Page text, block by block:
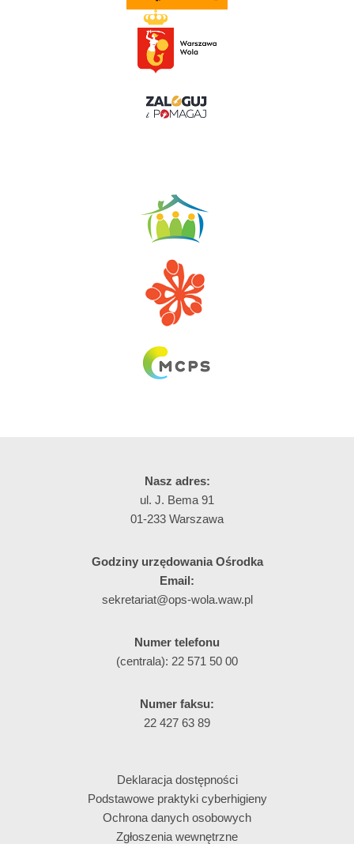
Nasz adres:
ul. J. Bema 91
01-233 Warszawa
Godziny urzędowania Ośrodka
Email:
sekretariat@ops-wola.waw.pl
Numer telefonu
(centrala): 22 571 50 00
Numer faksu:
22 427 63 89
Deklaracja dostępności
Podstawowe praktyki cyberhigieny
Ochrona danych osobowych
Zgłoszenia wewnętrzne